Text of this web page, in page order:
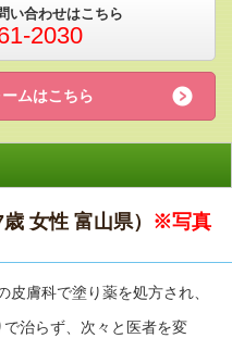
い合わせはこちら
2030
ムはこちら
女性 富山県） ※写真
膚科で塗り薬を処方され、
治らず、次々と医者を変